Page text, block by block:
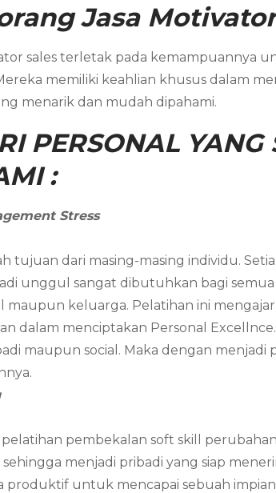
Jasa
sales terletak pada kemampuannya
memiliki keahlian khusus dalam
menarik dan mudah dipahami.
PERSONAL
:
Stress
tujuan dari masing-masing individu.
unggul sangat dibutuhkan bagi
maupun keluarga. Pelatihan ini
dalam menciptakan Personal
maupun social. Maka dengan
pelatihan pembekalan soft skill
menjadi pribadi yang siap
produktif untuk mencapai sebuah